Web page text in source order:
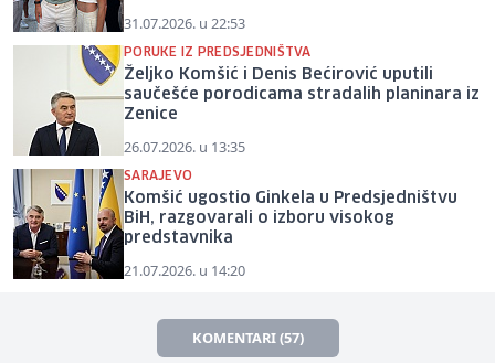
31.07.2026. u 22:53
PORUKE IZ PREDSJEDNIŠTVA
Željko Komšić i Denis Bećirović uputili
saučešće porodicama stradalih planinara iz
Zenice
26.07.2026. u 13:35
SARAJEVO
Komšić ugostio Ginkela u Predsjedništvu
BiH, razgovarali o izboru visokog
predstavnika
21.07.2026. u 14:20
KOMENTARI (57)